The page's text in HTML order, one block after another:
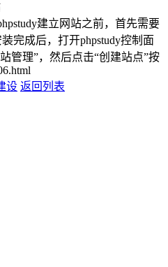
建立网站之前，首先需要
完成后，打开phpstudy控制面
管理”，然后点击“创建站点”按
设 返回列表